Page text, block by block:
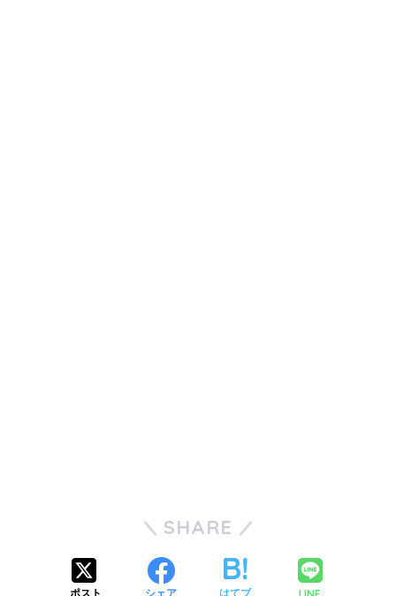
SHARE
ポスト シェア はてブ